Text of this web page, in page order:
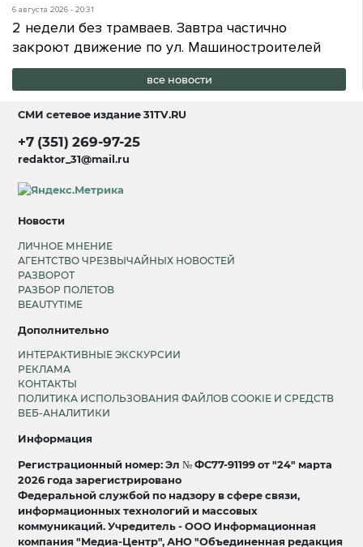
6 августа 2026 - 20:31
2 недели без трамваев. Завтра частично
закроют движение по ул. Машиностроителей
все новости
СМИ сетевое издание31TV.RU
+7 (351) 269-97-25
redaktor_31@mail.ru
Новости
ЛИЧНОЕ МНЕНИЕ
АГЕНТСТВО ЧРЕЗВЫЧАЙНЫХ НОВОСТЕЙ
РАЗВОРОТ
РАЗБОР ПОЛЕТОВ
BEAUTYTIME
Дополнительно
ИНТЕРАКТИВНЫЕ ЭКСКУРСИИ
РЕКЛАМА
КОНТАКТЫ
ПОЛИТИКА ИСПОЛЬЗОВАНИЯ ФАЙЛОВ COOKIE И СРЕДСТВ
ВЕБ-АНАЛИТИКИ
Информация
Регистрационный номер: Эл № ФС77-91199 от "24" марта
2026 года зарегистрировано
Федеральной службой по надзору в сфере связи,
информационных технологий и массовых
коммуникаций. Учредитель - ООО Информационная
компания "Медиа-Центр", АНО "Объединенная редакция